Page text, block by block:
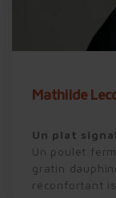
Mathilde
Un plat
Un poulet
gratin
réconfortant